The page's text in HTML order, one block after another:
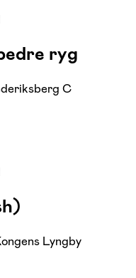
ryg
C
Lyngby